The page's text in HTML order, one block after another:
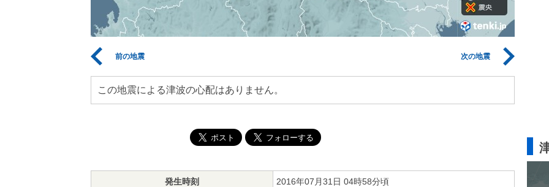
前の地震 次の地震
この地震による津波の心配はありません。
発生時刻 2016年07月31日 04時58分頃